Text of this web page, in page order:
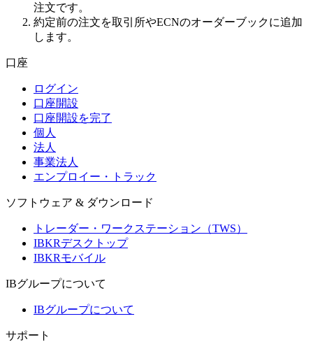
注文です。
約定前の注文を取引所やECNのオーダーブックに追加
します。
口座
ログイン
口座開設
口座開設を完了
個人
法人
事業法人
エンプロイー・トラック
ソフトウェア & ダウンロード
トレーダー・ワークステーション（TWS）
IBKRデスクトップ
IBKRモバイル
IBグループについて
IBグループについて
サポート